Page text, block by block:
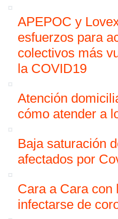
APEPOC y
esfuerzos para
colectivos más
la COVID19
Atención
cómo atender a
Baja saturación
afectados por
Cara a Cara con
infectarse de